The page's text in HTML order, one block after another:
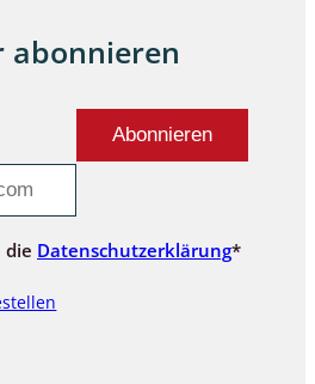
abonnieren
die Datenschutzerklärung*